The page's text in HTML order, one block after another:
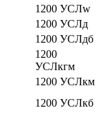
1200 УСЛw
1200 УСЛд
1200 УСЛдб
1200
УСЛкгм
1200 УСЛкм
1200 УСЛкб